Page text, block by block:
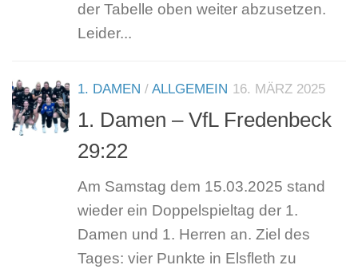
der Tabelle oben weiter abzusetzen.
Leider...
1. DAMEN / ALLGEMEIN 16. MÄRZ 2025
1. Damen – VfL Fredenbeck
29:22
Am Samstag dem 15.03.2025 stand
wieder ein Doppelspieltag der 1.
Damen und 1. Herren an. Ziel des
Tages: vier Punkte in Elsfleth zu